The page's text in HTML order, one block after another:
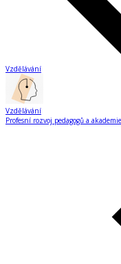
Vzdělávání
Vzdělávání
Profesní rozvoj pedagogů a